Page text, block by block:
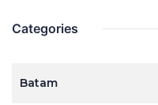
Categories
Batam